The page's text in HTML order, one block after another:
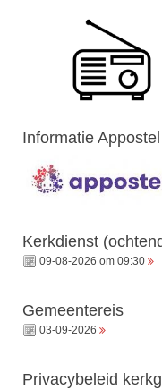
Informatie
Kerkdienst
09-08-2026 om 09:30
Gemeentereis
03-09-2026
Privacybeleid